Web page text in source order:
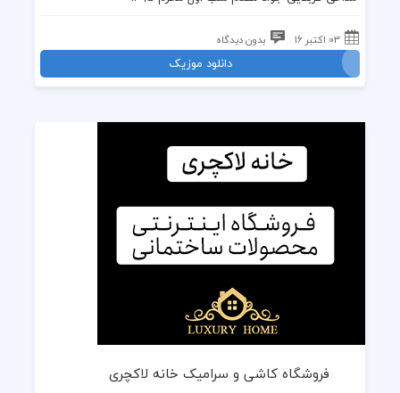
03 اکتبر 16 بدون دیدگاه
دانلود موزیک
فروشگاه کاشی و سرامیک خانه لاکچری